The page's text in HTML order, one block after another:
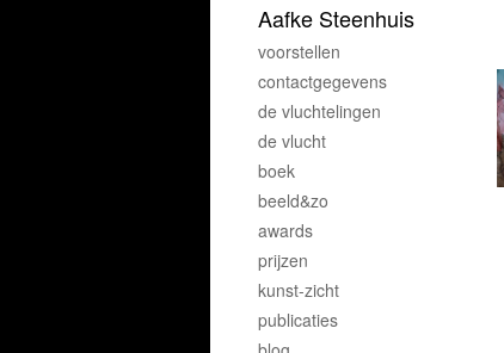
Aafke Steenhuis
voorstellen
contactgegevens
de vluchtelingen
de vlucht
boek
beeld&zo
awards
prijzen
kunst-zicht
publicaties